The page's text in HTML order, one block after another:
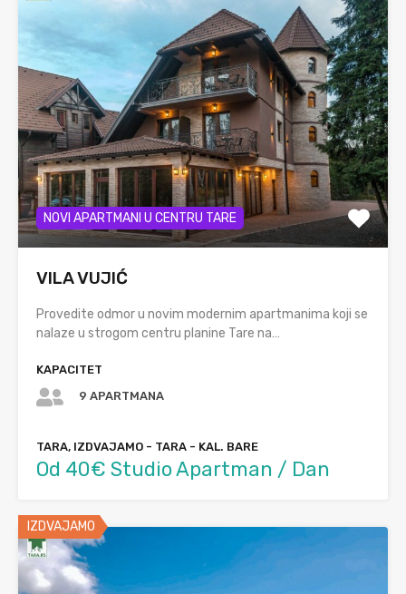
NOVI APARTMANI U CENTRU TARE
VILA VUJIĆ
Provedite odmor u novim modernim apartmanima koji se
nalaze u strogom centru planine Tare na…
KAPACITET
9 APARTMANA
TARA, IZDVAJAMO - TARA - KAL. BARE
Od 40€ Studio Apartman / Dan
IZDVAJAMO